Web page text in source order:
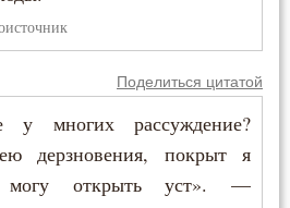
Поделиться цитатой
у многих рассуждение?
дерзновения, покрыт я
открыть уст». —